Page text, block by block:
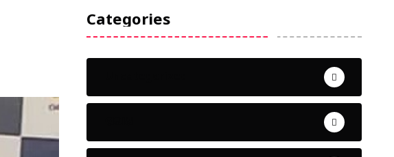
Categories